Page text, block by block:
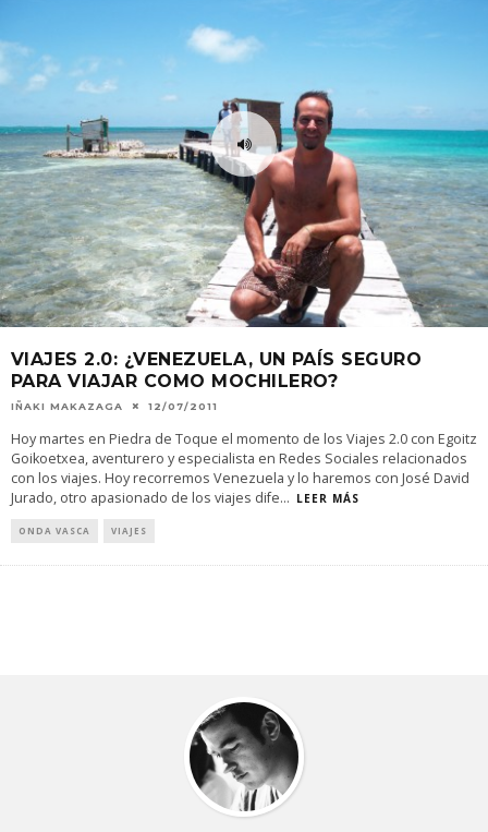
VIAJES 2.0: ¿VENEZUELA, UN PAÍS SEGURO
PARA VIAJAR COMO MOCHILERO?
IÑAKI MAKAZAGA 12/07/2011
Hoy martes en Piedra de Toque el momento de los Viajes 2.0 con Egoitz
Goikoetxea, aventurero y especialista en Redes Sociales relacionados
con los viajes. Hoy recorremos Venezuela y lo haremos con José David
Jurado, otro apasionado de los viajes dife... LEER MÁS
ONDA VASCA VIAJES